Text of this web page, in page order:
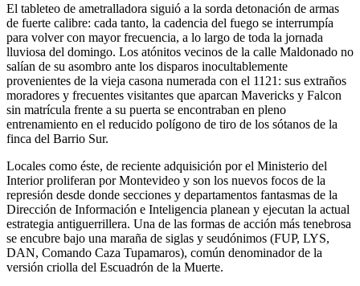
El tableteo de ametralladora siguió a la sorda detonación de armas
de fuerte calibre: cada tanto, la cadencia del fuego se interrumpía
para volver con mayor frecuencia, a lo largo de toda la jornada
lluviosa del domingo. Los atónitos vecinos de la calle Maldonado no
salían de su asombro ante los disparos inocultablemente
provenientes de la vieja casona numerada con el 1121: sus extraños
moradores y frecuentes visitantes que aparcan Mavericks y Falcon
sin matrícula frente a su puerta se encontraban en pleno
entrenamiento en el reducido polígono de tiro de los sótanos de la
finca del Barrio Sur.
Locales como éste, de reciente adquisición por el Ministerio del
Interior proliferan por Montevideo y son los nuevos focos de la
represión desde donde secciones y departamentos fantasmas de la
Dirección de Información e Inteligencia planean y ejecutan la actual
estrategia antiguerrillera. Una de las formas de acción más tenebrosa
se encubre bajo una maraña de siglas y seudónimos (FUP, LYS,
DAN, Comando Caza Tupamaros), común denominador de la
versión criolla del Escuadrón de la Muerte.